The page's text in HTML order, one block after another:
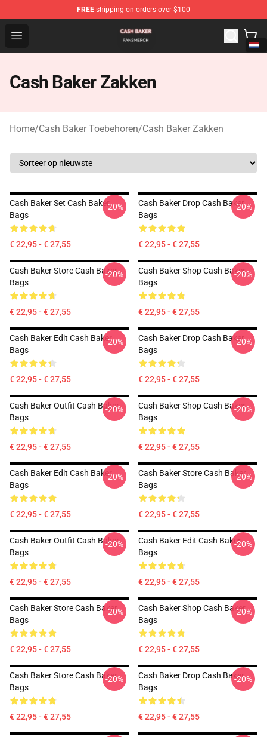
FREE shipping on orders over $100
Open menu
Cash Baker Shop - Official Cash Baker Merchandise
Cash Baker Zakken
Home/Cash Baker Toebehoren/Cash Baker Zakken
Cash Baker Set Cash Baker
Bags
€ 22,95 - € 27,55
-20%
Cash Baker Drop Cash Baker
Bags
€ 22,95 - € 27,55
-20%
Cash Baker Store Cash Baker
Bags
€ 22,95 - € 27,55
-20%
Cash Baker Shop Cash Baker
Bags
€ 22,95 - € 27,55
-20%
Cash Baker Edit Cash Baker
Bags
€ 22,95 - € 27,55
-20%
Cash Baker Drop Cash Baker
Bags
€ 22,95 - € 27,55
-20%
Cash Baker Outfit Cash Baker
Bags
€ 22,95 - € 27,55
-20%
Cash Baker Shop Cash Baker
Bags
€ 22,95 - € 27,55
-20%
Cash Baker Edit Cash Baker
Bags
€ 22,95 - € 27,55
-20%
Cash Baker Store Cash Baker
Bags
€ 22,95 - € 27,55
-20%
Cash Baker Outfit Cash Baker
Bags
€ 22,95 - € 27,55
-20%
Cash Baker Edit Cash Baker
Bags
€ 22,95 - € 27,55
-20%
Cash Baker Store Cash Baker
Bags
€ 22,95 - € 27,55
-20%
Cash Baker Shop Cash Baker
Bags
€ 22,95 - € 27,55
-20%
Cash Baker Store Cash Baker
Bags
€ 22,95 - € 27,55
-20%
Cash Baker Drop Cash Baker
Bags
€ 22,95 - € 27,55
-20%